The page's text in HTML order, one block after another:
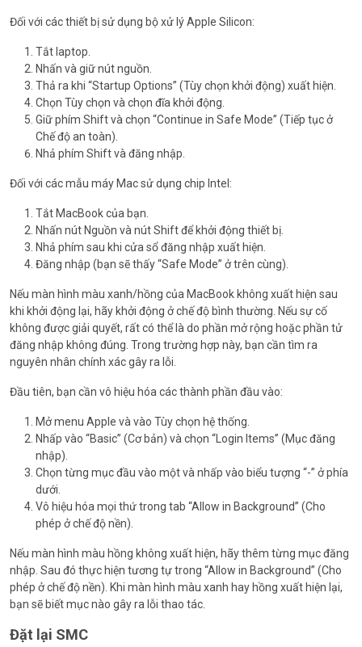
Đối với các thiết bị sử dụng bộ xử lý Apple Silicon:
Tắt laptop.
Nhấn và giữ nút nguồn.
Thả ra khi “Startup Options” (Tùy chọn khởi động) xuất hiện.
Chọn Tùy chọn và chọn đĩa khởi động.
Giữ phím Shift và chọn “Continue in Safe Mode” (Tiếp tục ở
Chế độ an toàn).
Nhả phím Shift và đăng nhập.
Đối với các mẫu máy Mac sử dụng chip Intel:
Tắt MacBook của bạn.
Nhấn nút Nguồn và nút Shift để khởi động thiết bị.
Nhả phím sau khi cửa sổ đăng nhập xuất hiện.
Đăng nhập (bạn sẽ thấy “Safe Mode” ở trên cùng).
Nếu màn hình màu xanh/hồng của MacBook không xuất hiện sau
khi khởi động lại, hãy khởi động ở chế độ bình thường. Nếu sự cố
không được giải quyết, rất có thể là do phần mở rộng hoặc phần tử
đăng nhập không đúng. Trong trường hợp này, bạn cần tìm ra
nguyên nhân chính xác gây ra lỗi.
Đầu tiên, bạn cần vô hiệu hóa các thành phần đầu vào:
Mở menu Apple và vào Tùy chọn hệ thống.
Nhấp vào “Basic” (Cơ bản) và chọn “Login Items” (Mục đăng
nhập).
Chọn từng mục đầu vào một và nhấp vào biểu tượng “-” ở phía
dưới.
Vô hiệu hóa mọi thứ trong tab “Allow in Background” (Cho
phép ở chế độ nền).
Nếu màn hình màu hồng không xuất hiện, hãy thêm từng mục đăng
nhập. Sau đó thực hiện tương tự trong “Allow in Background” (Cho
phép ở chế độ nền). Khi màn hình màu xanh hay hồng xuất hiện lại,
bạn sẽ biết mục nào gây ra lỗi thao tác.
Đặt lại SMC